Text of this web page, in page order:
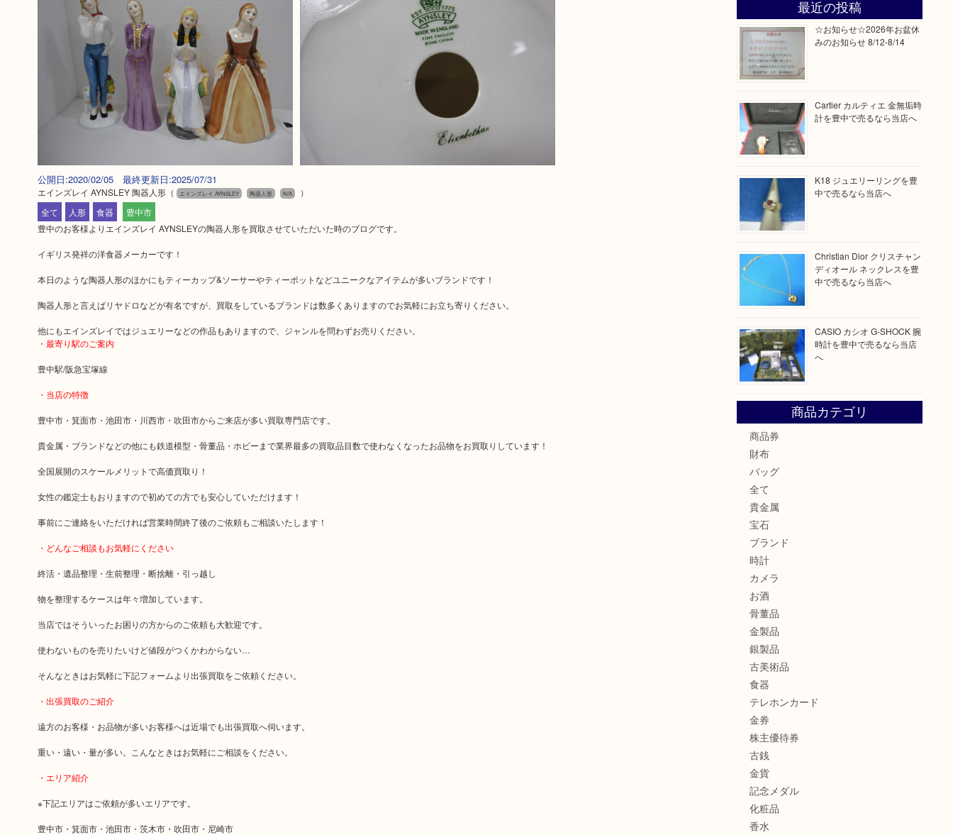
公開日:2020/02/05 最終更新日:2025/07/31
エインズレイ AYNSLEY 陶器人形（ エインズレイ AYNSLEY 陶器人形 N/A
）
全て
人形 食器
豊中市
豊中のお客様よりエインズレイ AYNSLEYの陶器人形を買取させていただいた時のブログです。
イギリス発祥の洋食器メーカーです！
本日のような陶器人形のほかにもティーカップ&ソーサーやティーポットなどユニークなアイテムが多いブランドです！
陶器人形と言えばリヤドロなどが有名ですが、買取をしているブランドは数多くありますのでお気軽にお立ち寄りください。
他にもエインズレイではジュエリーなどの作品もありますので、ジャンルを問わずお売りください。
・最寄り駅のご案内
豊中駅/阪急宝塚線
・当店の特徴
豊中市・箕面市・池田市・川西市・吹田市からご来店が多い買取専門店です。
貴金属・ブランドなどの他にも鉄道模型・骨董品・ホビーまで業界最多の買取品目数で使わなくなったお品物をお買取りしています！
全国展開のスケールメリットで高価買取り！
女性の鑑定士もおりますので初めての方でも安心していただけます！
事前にご連絡をいただければ営業時間終了後のご依頼もご相談いたします！
・どんなご相談もお気軽にください
終活・遺品整理・生前整理・断捨離・引っ越し
物を整理するケースは年々増加しています。
当店ではそういったお困りの方からのご依頼も大歓迎です。
使わないものを売りたいけど値段がつくかわからない…
そんなときはお気軽に下記フォームより出張買取をご依頼ください。
・出張買取のご紹介
遠方のお客様・お品物が多いお客様へは近場でも出張買取へ伺います。
重い・遠い・量が多い。こんなときはお気軽にご相談をください。
・エリア紹介
※下記エリアはご依頼が多いエリアです。
豊中市・箕面市・池田市・茨木市・吹田市・尼崎市
最近の投稿
☆お知らせ☆2026年お盆休
みのお知らせ 8/12-8/14
Cartier カルティエ 金無垢時
計を豊中で売るなら当店へ
K18 ジュエリーリングを豊
中で売るなら当店へ
Christian Dior クリスチャン
ディオール ネックレスを豊
中で売るなら当店へ
CASIO カシオ G-SHOCK 腕
時計を豊中で売るなら当店
へ
商品カテゴリ
商品券
財布
バッグ
全て
貴金属
宝石
ブランド
時計
カメラ
お酒
骨董品
金製品
銀製品
古美術品
食器
テレホンカード
金券
株主優待券
古銭
金貨
記念メダル
化粧品
香水